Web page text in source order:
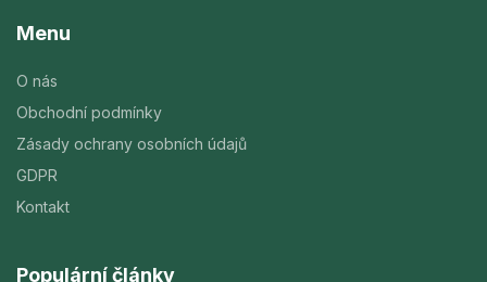
Menu
O nás
Obchodní podmínky
Zásady ochrany osobních údajů
GDPR
Kontakt
Populární články